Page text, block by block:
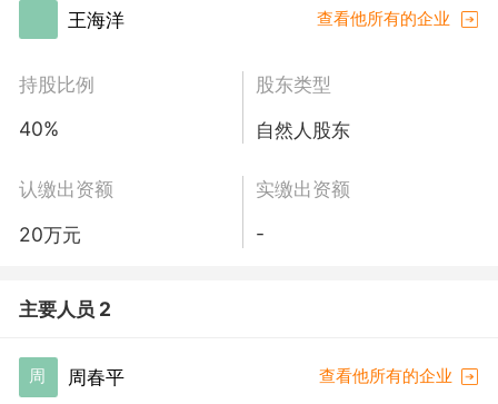
王海洋 查看他所有的企业
持股比例
40%
股东类型
自然人股东
认缴出资额
20万元
实缴出资额
-
主要人员 2
周 周春平 查看他所有的企业